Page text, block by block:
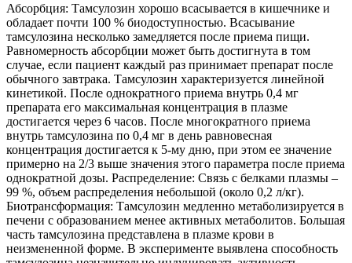
Абсорбция: Тамсулозин хорошо всасывается в кишечнике и
обладает почти 100 % биодоступностью. Всасывание
тамсулозина несколько замедляется после приема пищи.
Равномерность абсорбции может быть достигнута в том
случае, если пациент каждый раз принимает препарат после
обычного завтрака. Тамсулозин характеризуется линейной
кинетикой. После однократного приема внутрь 0,4 мг
препарата его максимальная концентрация в плазме
достигается через 6 часов. После многократного приема
внутрь тамсулозина по 0,4 мг в день равновесная
концентрация достигается к 5-му дню, при этом ее значение
примерно на 2/3 выше значения этого параметра после приема
однократной дозы. Распределение: Связь с белками плазмы –
99 %, объем распределения небольшой (около 0,2 л/кг).
Биотрансформация: Тамсулозин медленно метаболизируется в
печени с образованием менее активных метаболитов. Большая
часть тамсулозина представлена в плазме крови в
неизмененной форме. В эксперименте выявлена способность